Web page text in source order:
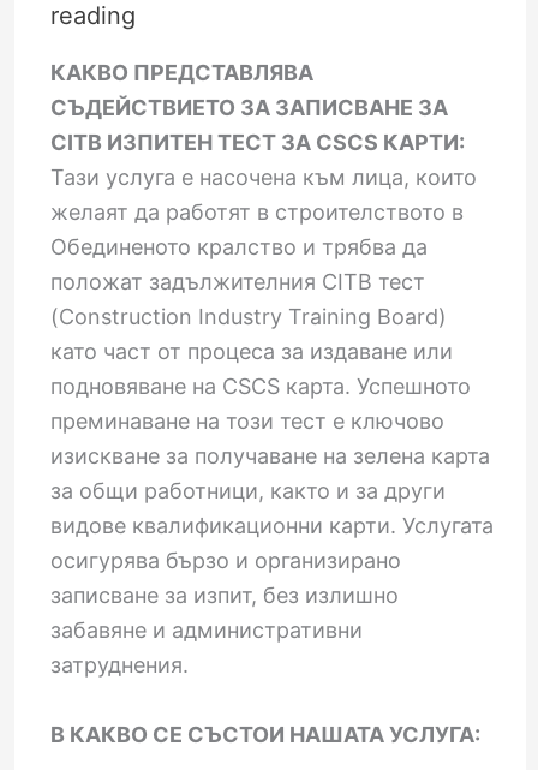
reading
КАКВО ПРЕДСТАВЛЯВА
СЪДЕЙСТВИЕТО ЗА ЗАПИСВАНЕ ЗА
CITB ИЗПИТЕН ТЕСТ ЗА CSCS КАРТИ:
Тази услуга е насочена към лица, които
желаят да работят в строителството в
Обединеното кралство и трябва да
положат задължителния CITB тест
(Construction Industry Training Board)
като част от процеса за издаване или
подновяване на CSCS карта. Успешното
преминаване на този тест е ключово
изискване за получаване на зелена карта
за общи работници, както и за други
видове квалификационни карти. Услугата
осигурява бързо и организирано
записване за изпит, без излишно
забавяне и административни
затруднения.
В КАКВО СЕ СЪСТОИ НАШАТА УСЛУГА: